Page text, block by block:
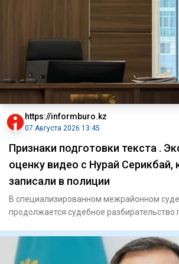
https://informburo.kz
07 Августа 2026 13:45
Признаки подготовки текста .
оценку видео с Нурай Серикбай,
записали в полиции
В специализированном межрайонном
продолжается судебное разбирательство